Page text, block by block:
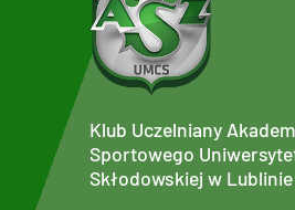
Klub Uczelniany
Sportowego
Skłodowskiej w Lublinie